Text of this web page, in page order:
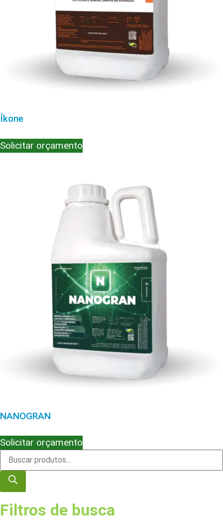
Íkone
Solicitar orçamento
NANOGRAN
Solicitar orçamento
Filtros de busca